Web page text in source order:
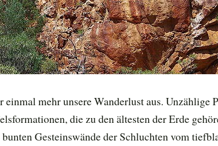
mehr unsere Wanderlust aus. Unzählige
die zu den ältesten der Erde
Gesteinswände der Schluchten vom